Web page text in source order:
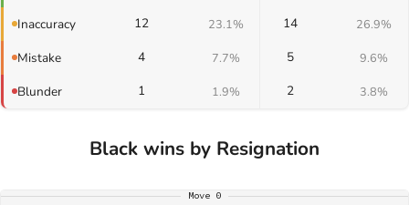
Inaccuracy 12 23.1% 14 26.9%
Mistake 4 7.7% 5 9.6%
Blunder 1 1.9% 2 3.8%
Black wins by Resignation
Move 0